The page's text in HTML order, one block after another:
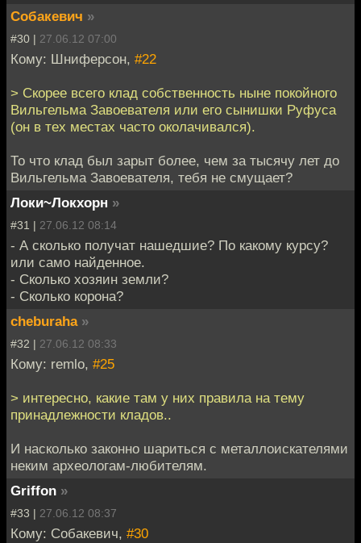
Собакевич »
#30 | 27.06.12 07:00
Кому: Шниферсон, #22
> Скорее всего клад собственность ныне покойного
Вильгельма Завоевателя или его сынишки Руфуса
(он в тех местах часто околачивался).
То что клад был зарыт более, чем за тысячу лет до
Вильгельма Завоевателя, тебя не смущает?
Локи~Локхорн »
#31 | 27.06.12 08:14
- А сколько получат нашедшие? По какому курсу?
или само найденное.
- Сколько хозяин земли?
- Сколько корона?
cheburaha »
#32 | 27.06.12 08:33
Кому: remlo, #25
> интересно, какие там у них правила на тему
принадлежности кладов..
И насколько законно шариться с металлоискателями
неким археологам-любителям.
Griffon »
#33 | 27.06.12 08:37
Кому: Собакевич, #30